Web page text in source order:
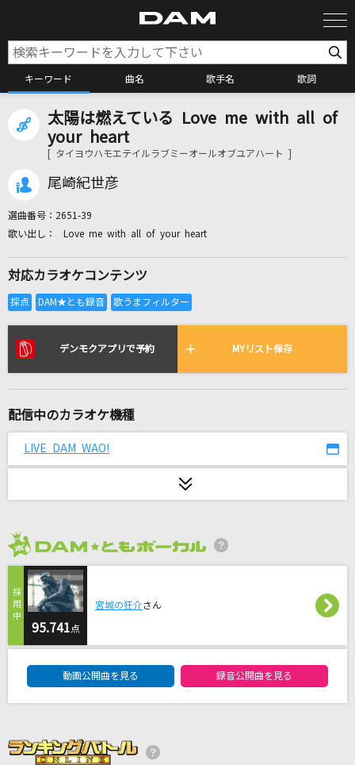
キーワード 曲名 歌手名 歌詞
カラオケ検索
カラオケリクエスト
リアルタイムで歌われている曲の一覧
緑の日々
恋人
鈴木雅之
Mrs. GREEN APPLE
[プロオケ]カラカラ
綺羅
Ado
無礼者たちへ(From『ウィッシュ』/日本語版)
福山雅治
湘南乃風
太陽は燃えている Love me with all of
your heart
[ タイヨウハモエテイルラブミーオールオブユアハート ]
尾崎紀世彦
選曲番号： 2651-39
Love me with all of your heart
対応カラオケコンテンツ
デンモクアプリで予約 MYリスト保存
配信中のカラオケ機種
LIVE DAM WAO!
95.741 点
宮城の狂介さん
動画公開曲を見る 録音公開曲を見る